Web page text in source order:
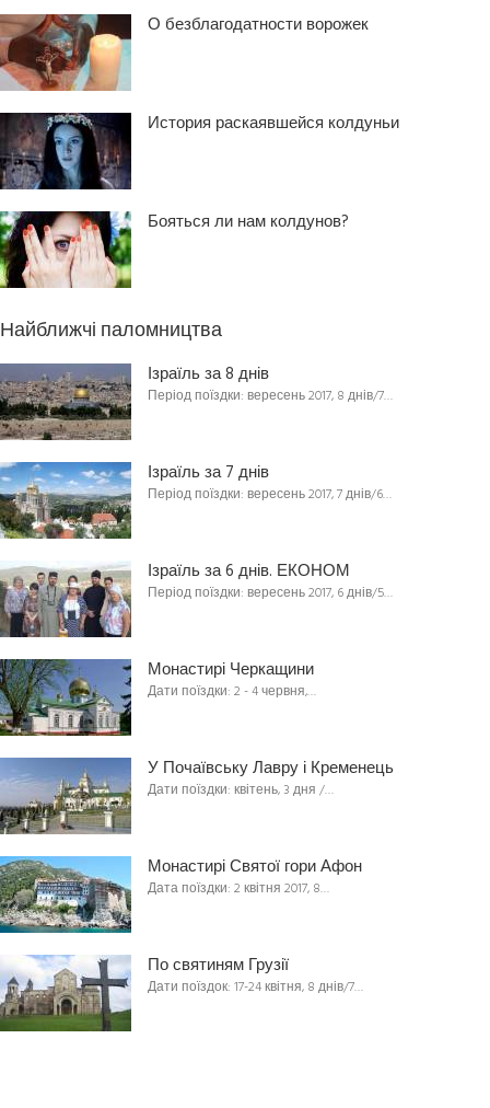
О безблагодатности ворожек
История раскаявшейся колдуньи
Бояться ли нам колдунов?
Найближчі паломництва
Ізраїль за 8 днів
Період поїздки: вересень 2017, 8 днів/7…
Ізраїль за 7 днів
Період поїздки: вересень 2017, 7 днів/6…
Ізраїль за 6 днів. ЕКОНОМ
Період поїздки: вересень 2017, 6 днів/5…
Монастирі Черкащини
Дати поїздки: 2 - 4 червня,…
У Почаївську Лавру і Кременець
Дати поїздки: квітень, 3 дня /…
Монастирі Святої гори Афон
Дата поїздки: 2 квітня 2017, 8…
По святиням Грузії
Дати поїздок: 17-24 квітня, 8 днів/7…